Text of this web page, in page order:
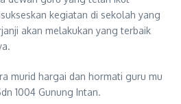
kegiatan di sekolah yang
akan melakukan yang terbaik
murid hargai dan hormati guru mu
1004 Gunung Intan.